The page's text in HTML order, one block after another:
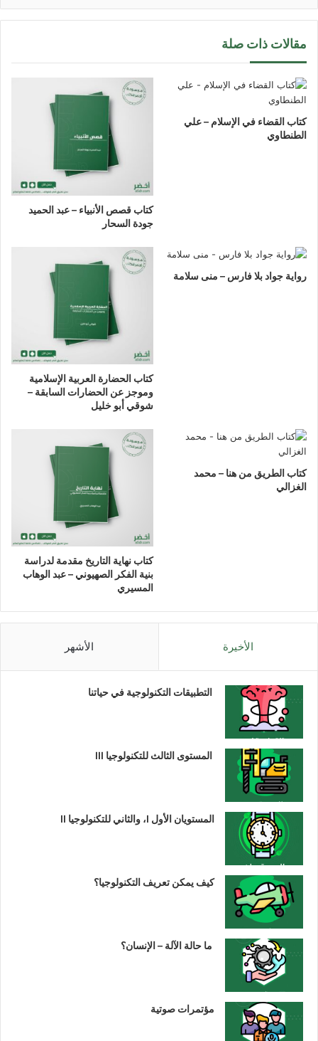
مقالات ذات صلة
كتاب القضاء في الإسلام – علي
الطنطاوي
كتاب قصص الأنبياء – عبد الحميد
جودة السحار
رواية جواد بلا فارس – منى سلامة
كتاب الحضارة العربية الإسلامية
وموجز عن الحضارات السابقة –
شوقي أبو خليل
كتاب الطريق من هنا – محمد
الغزالي
كتاب نهاية التاريخ مقدمة لدراسة
بنية الفكر الصهيوني – عبد الوهاب
المسيري
الأخيرة الأشهر
التطبيقات التكنولوجية في حياتنا
المستوى الثالث للتكنولوجيا III
المستويان الأول I، والثاني للتكنولوجيا II
كيف يمكن تعريف التكنولوجيا؟
ما حالة الآلة – الإنسان؟
مؤتمرات صوتية